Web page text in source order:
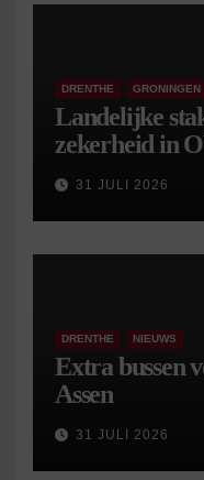
DRENTHE GRONINGEN
Landelijke
zekerheid in
september
31 JULI 2026
DRENTHE NIEUWS
Extra bussen
Assen
31 JULI 2026